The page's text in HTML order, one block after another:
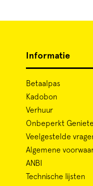
Informatie
Betaalpas
Kadobon
Verhuur
Onbeperkt
Veelgestelde
Algemene
ANBI
Technische lijsten